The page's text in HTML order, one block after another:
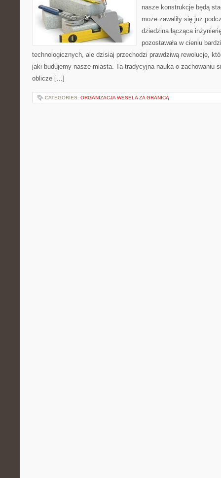
nasze konstrukcje będą
może zawaliły się już
dziedzina łącząca
pozostawała w cieniu
technologicznych, ale dzisiaj przechodzi prawdziwą rewolucję,
jaki budujemy nasze miasta. Ta tradycyjna nauka o zachowaniu
oblicze […]
CATEGORIES: ORGANIZACJA WESELA ZA GRANICĄ